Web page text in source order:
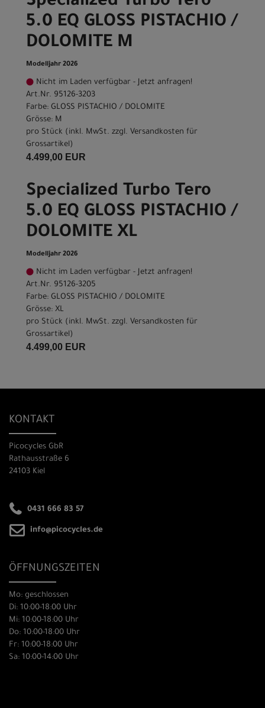
5.0 EQ GLOSS PISTACHIO /
DOLOMITE M
Modelljahr 2026
Nicht im Laden verfügbar - Jetzt anfragen!
Art.Nr. 95126-3203
Farbe: GLOSS PISTACHIO / DOLOMITE
Grösse: M
pro Stück (inkl. MwSt. zzgl. Versandkosten für
Grossartikel)
4.499,00 EUR
Specialized Turbo Tero
5.0 EQ GLOSS PISTACHIO /
DOLOMITE XL
Modelljahr 2026
Nicht im Laden verfügbar - Jetzt anfragen!
Art.Nr. 95126-3205
Farbe: GLOSS PISTACHIO / DOLOMITE
Grösse: XL
pro Stück (inkl. MwSt. zzgl. Versandkosten für
Grossartikel)
4.499,00 EUR
KONTAKT
Picocycles GbR
Rathausstraße 6
24103 Kiel
0431 666 83 57
info@picocycles.de
ÖFFNUNGSZEITEN
Mo: geschlossen
Di: 10:00-18:00 Uhr
Mi: 10:00-18:00 Uhr
Do: 10:00-18:00 Uhr
Fr: 10:00-18:00 Uhr
Sa: 10:00-14:00 Uhr